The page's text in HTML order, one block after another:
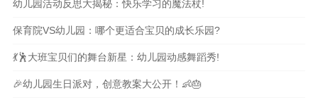
幼儿园活动反思大揭秘：快乐学习的魔法杖!
保育院VS幼儿园：哪个更适合宝贝的成长乐园?
💃🕺大班宝贝们的舞台新星：幼儿园动感舞蹈秀!
🎉幼儿园生日派对，创意教案大公开！👶🎂